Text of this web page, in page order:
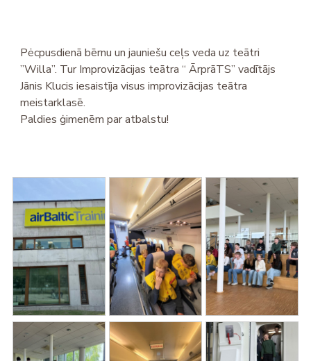
Pėcpusdienā bērnu un jauniešu ceļs veda uz teātri
”Willa”. Tur Improvizācijas teātra “ ĀrprāTS” vadītājs
Jānis Klucis iesaistīja visus improvizācijas teātra
meistarklasē.
Paldies ġimenēm par atbalstu!